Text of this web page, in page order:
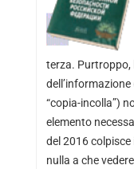
terza. Purtroppo,
“copia-incolla”)
elemento
del 2016
nulla a che